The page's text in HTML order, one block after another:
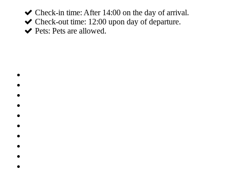
Check-in time: After 14:00 on the day of arrival.
Check-out time: 12:00 upon day of departure.
Pets: Pets are allowed.